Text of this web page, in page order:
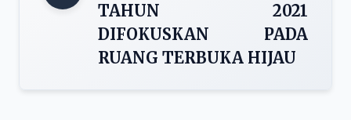
TAHUN 2021
DIFOKUSKAN PADA
RUANG TERBUKA HIJAU